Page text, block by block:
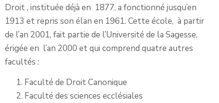
Droit , instituée déjà en 1877, a fonctionné jusqu’en
1913 et repris son élan en 1961. Cette école, à partir
de l’an 2001, fait partie de l’Université de la Sagesse,
érigée en l’an 2000 et qui comprend quatre autres
facultés :
Faculté de Droit Canonique
Faculté des sciences ecclésiales